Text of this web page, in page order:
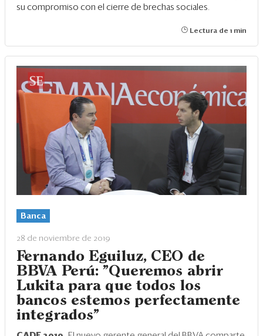
su compromiso con el cierre de brechas sociales.
Lectura de 1 min
Banca
28 de noviembre de 2019
Fernando Eguiluz, CEO de
BBVA Perú: "Queremos abrir
Lukita para que todos los
bancos estemos perfectamente
integrados"